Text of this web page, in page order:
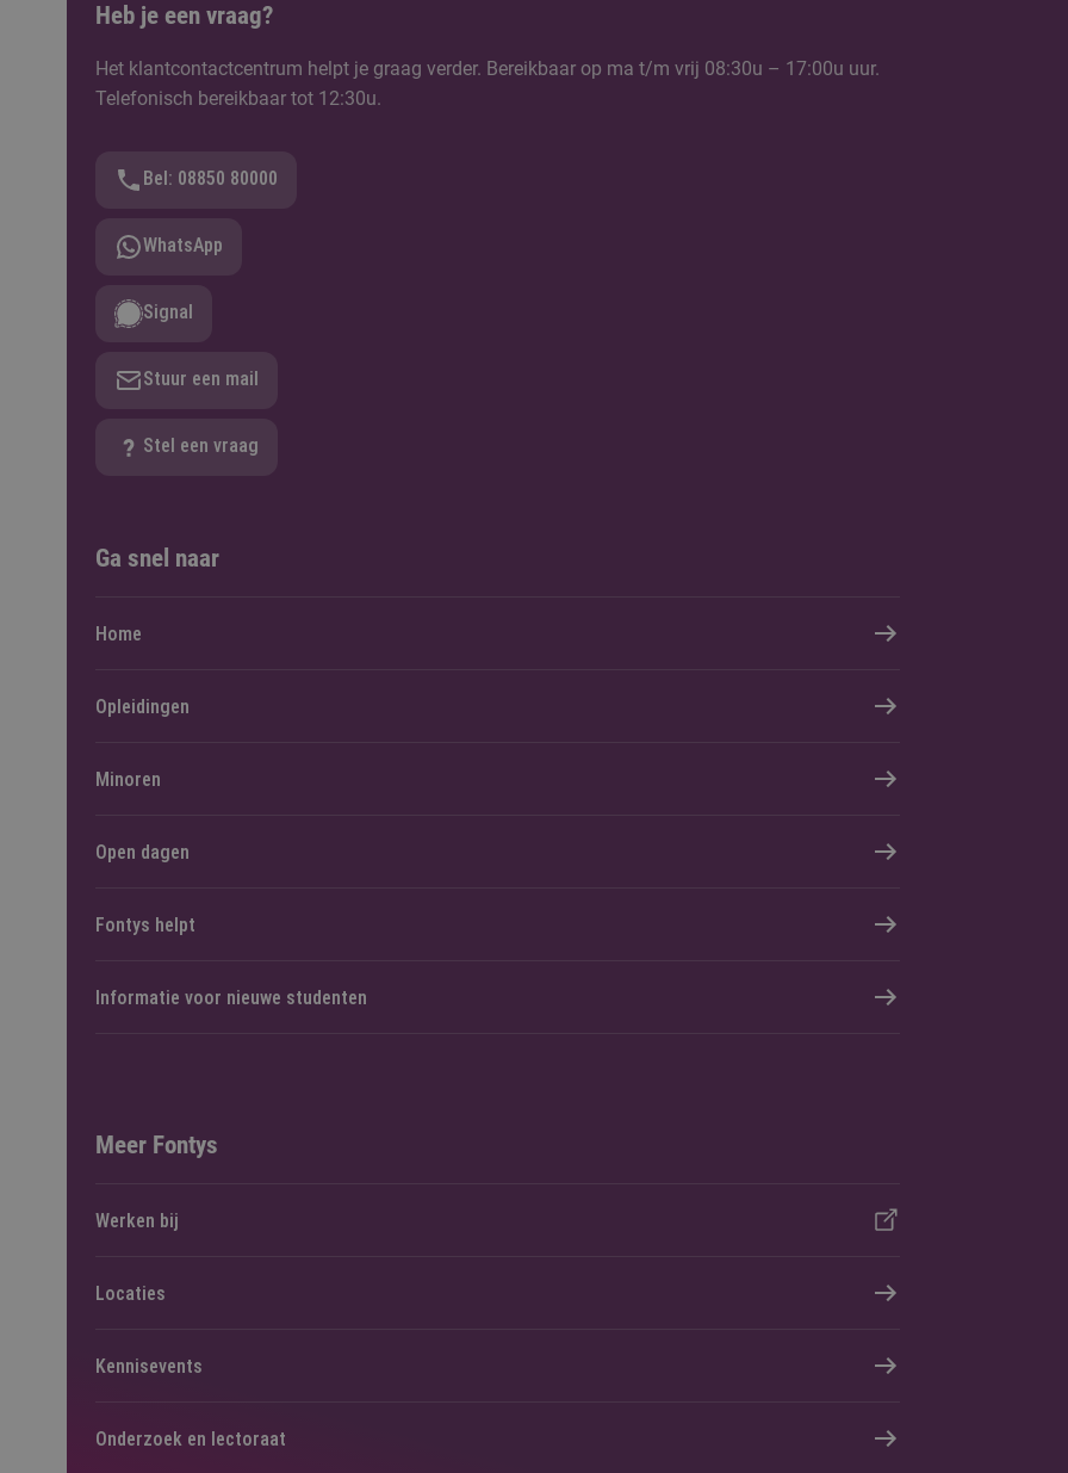
Heb je een vraag?
Het klantcontactcentrum helpt je graag verder. Bereikbaar op ma t/m vrij 08:30u – 17:00u uur.
Telefonisch bereikbaar tot 12:30u.
Bel: 08850 80000
WhatsApp
Signal
Stuur een mail
Stel een vraag
Ga snel naar
Home
Opleidingen
Minoren
Open dagen
Fontys helpt
Informatie voor nieuwe studenten
Meer Fontys
Werken bij
Locaties
Kennisevents
Onderzoek en lectoraat